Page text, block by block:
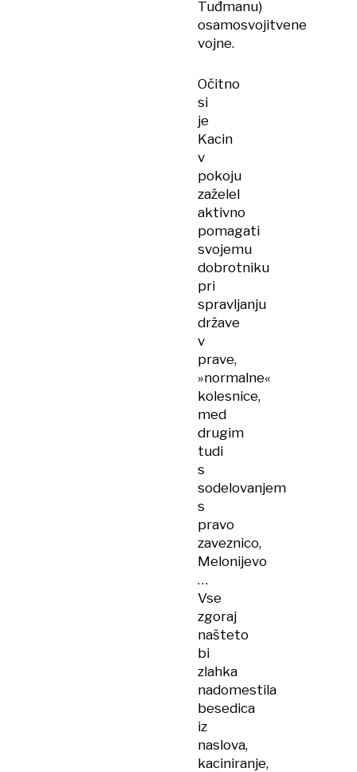
Tuđmanu)
osamosvojitvene
vojne.
Očitno
si
je
Kacin
v
pokoju
zaželel
aktivno
pomagati
svojemu
dobrotniku
pri
spravljanju
države
v
prave,
»normalne«
kolesnice,
med
drugim
tudi
s
sodelovanjem
s
pravo
zaveznico,
Melonijevo
…
Vse
zgoraj
našteto
bi
zlahka
nadomestila
besedica
iz
naslova,
kaciniranje,